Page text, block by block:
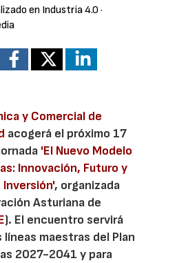
en Industria 4.0 ·
y Comercial de
acogerá el próximo 17
'El Nuevo Modelo
Innovación, Futuro y
Inversión', organizada
Asturiana de
). El encuentro servirá
maestras del Plan
2027-2041 y para